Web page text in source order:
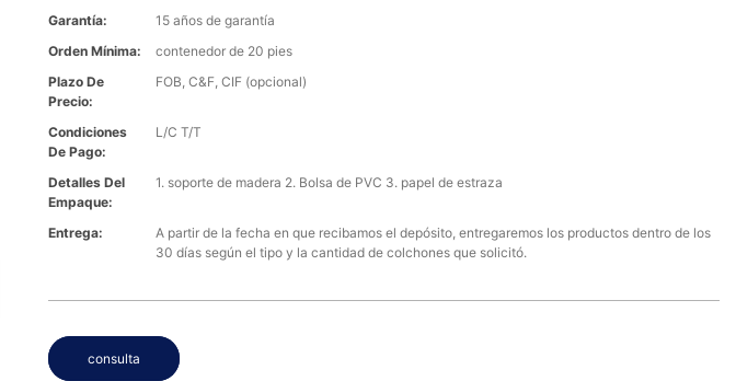
Garantía:
15 años de garantía
Orden Mínima:
contenedor de 20 pies
Plazo De
Precio:
FOB, C&F, CIF (opcional)
Condiciones
De Pago:
L/C T/T
Detalles Del
Empaque:
1. soporte de madera 2. Bolsa de PVC 3. papel de estraza
Entrega:
A partir de la fecha en que recibamos el depósito, entregaremos los productos dentro de los
30 días según el tipo y la cantidad de colchones que solicitó.
consulta